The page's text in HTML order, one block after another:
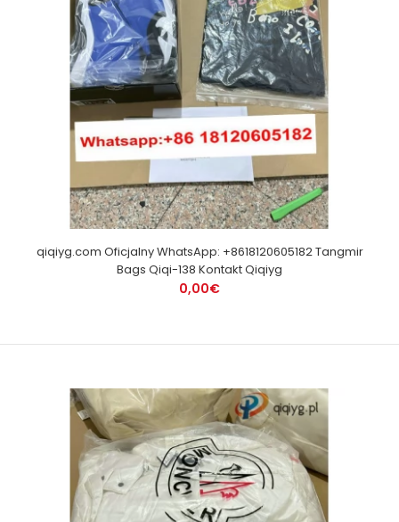
qiqiyg.com Oficjalny WhatsApp: +8618120605182 Tangmir
Bags Qiqi-138 Kontakt Qiqiyg
0,00€